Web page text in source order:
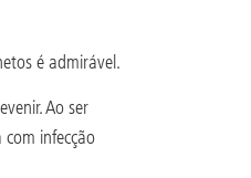
é admirável.
Ao ser
infecção